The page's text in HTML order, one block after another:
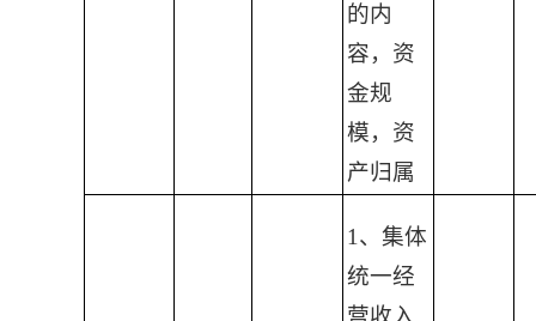
的内
容，资
金规
模，资
产归属
1、集体
统一经
营收入